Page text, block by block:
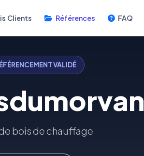
Clients Références FAQ
VALIDÉ
bois de chauffage